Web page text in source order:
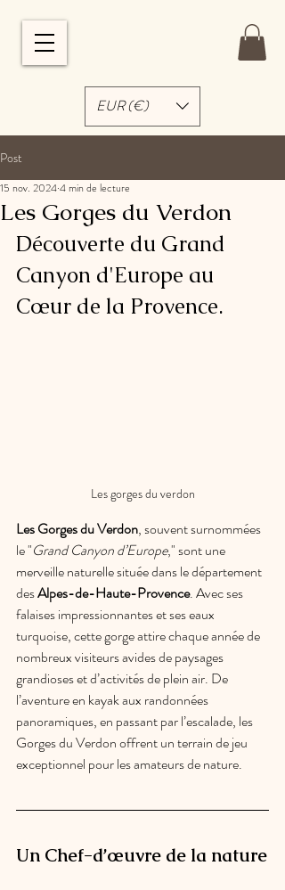
EUR (€)
Post
Les Gorges du Verdon
15 nov. 20244 min de lecture
Découverte du Grand
Canyon d'Europe au
Cœur de la Provence.
Les gorges du verdon
Les Gorges du Verdon, souvent surnommées
le "Grand Canyon d’Europe," sont une
merveille naturelle située dans le département
des Alpes-de-Haute-Provence. Avec ses
falaises impressionnantes et ses eaux
turquoise, cette gorge attire chaque année de
nombreux visiteurs avides de paysages
grandioses et d’activités de plein air. De
l’aventure en kayak aux randonnées
panoramiques, en passant par l’escalade, les
Gorges du Verdon offrent un terrain de jeu
exceptionnel pour les amateurs de nature.
Un Chef-d’œuvre de la nature